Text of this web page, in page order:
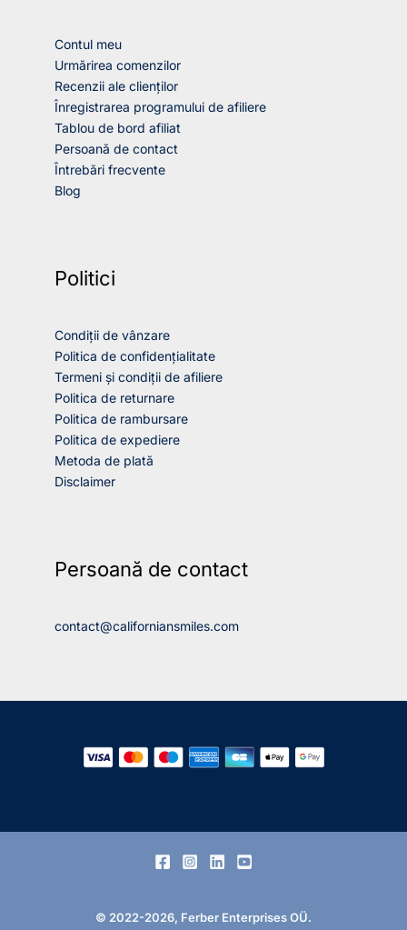
Contul meu
Urmărirea comenzilor
Recenzii ale clienților
Înregistrarea programului de afiliere
Tablou de bord afiliat
Persoană de contact
Întrebări frecvente
Blog
Politici
Condiții de vânzare
Politica de confidențialitate
Termeni și condiții de afiliere
Politica de returnare
Politica de rambursare
Politica de expediere
Metoda de plată
Disclaimer
Persoană de contact
contact@californiansmiles.com
© 2022-2026, Ferber Enterprises OÜ.